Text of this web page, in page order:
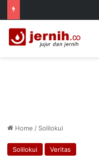
Home / Solilokui
Solilokui Veritas